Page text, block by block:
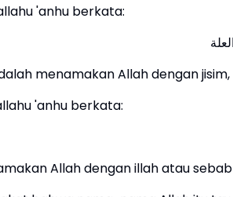
'anhu berkata:
menamakan Allah dengan jisim,
'anhu berkata:
Allah dengan illah atau